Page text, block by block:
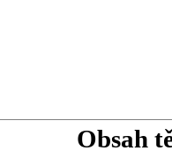
Obsah